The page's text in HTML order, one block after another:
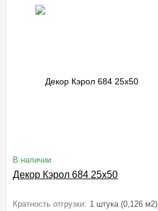
В наличии
Декор Кэрол 684 25x50
Кратность отгрузки: 1 штука (0,126 м2)